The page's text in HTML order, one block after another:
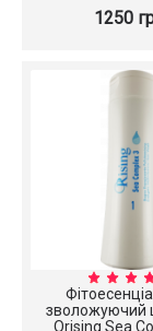
1250
зволожуючий
Orising Sea